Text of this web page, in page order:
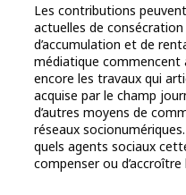
Les contributions
actuelles de
d’accumulation et de
médiatique commencent
encore les travaux qui
acquise par le champ
d’autres moyens de
réseaux
quels agents sociaux
compenser ou d’accroître